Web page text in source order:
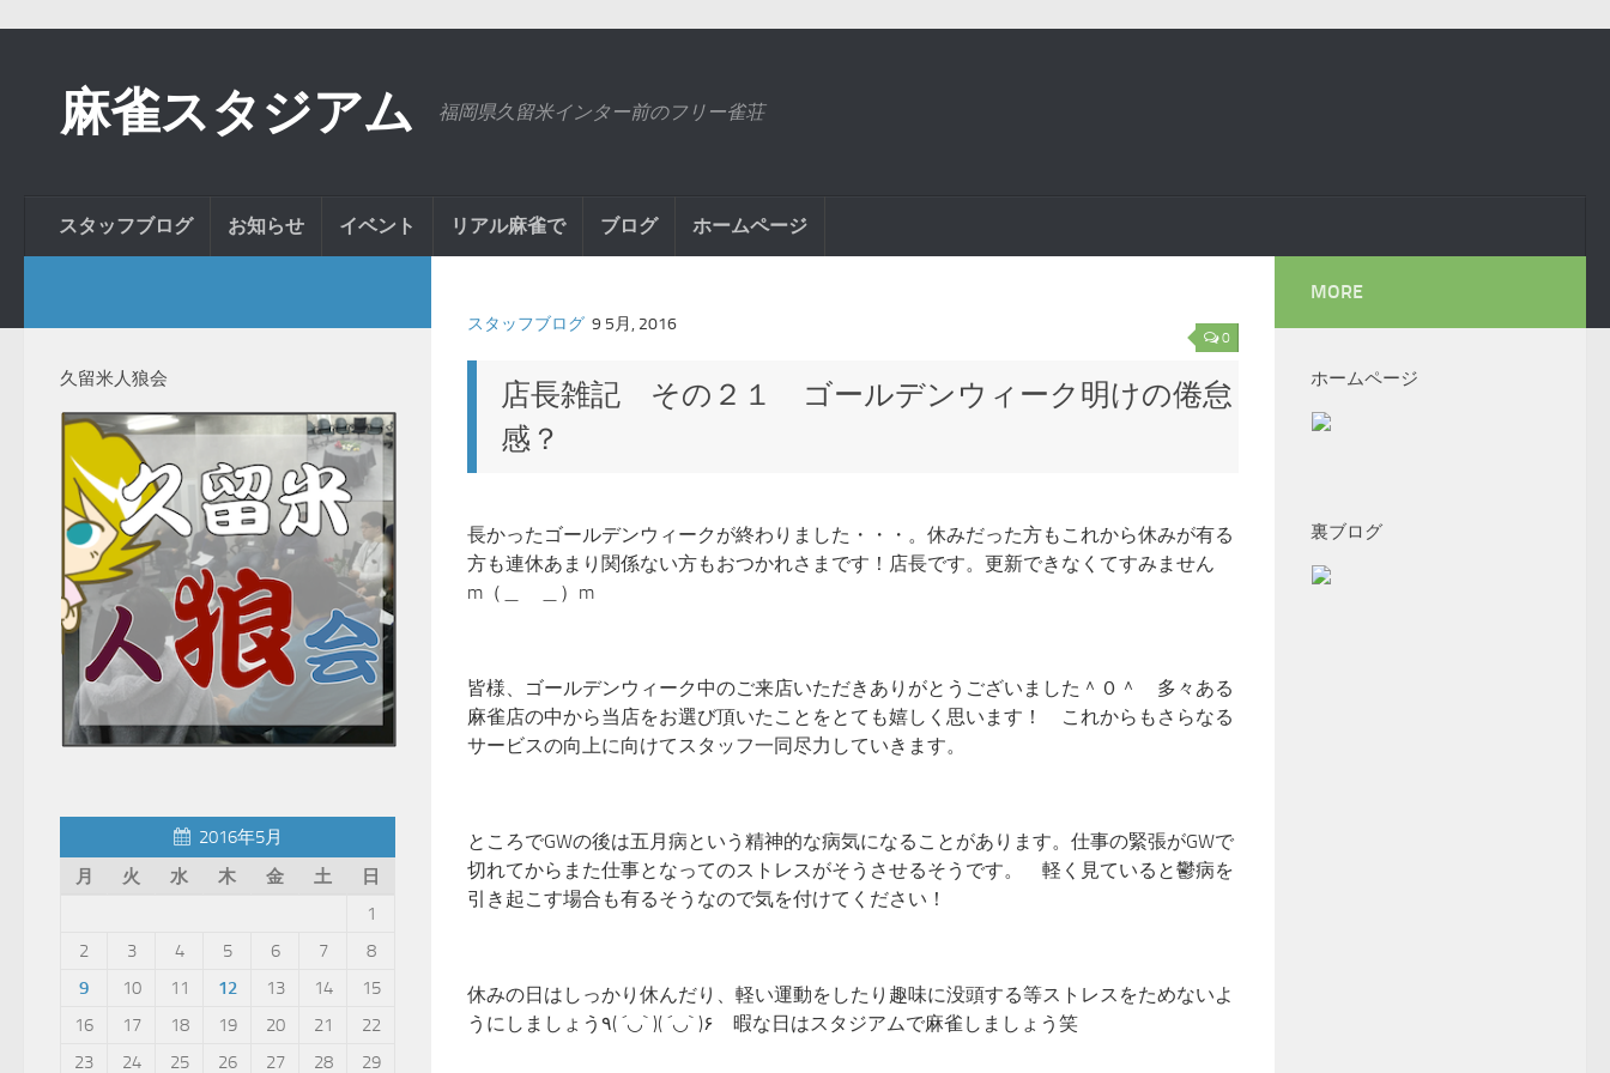
麻雀スタジアム 福岡県久留米インター前のフリー雀荘
スタッフブログ お知らせ イベント リアル麻雀で ブログ ホームページ
0
スタッフブログ 9 5月, 2016
店長雑記 その２１ ゴールデンウィーク明けの倦怠
感？
長かったゴールデンウィークが終わりました・・・。休みだった方もこれから休みが有る
方も連休あまり関係ない方もおつかれさまです！店長です。更新できなくてすみません
m（＿ ＿）m
皆様、ゴールデンウィーク中のご来店いただきありがとうございました＾０＾ 多々ある
麻雀店の中から当店をお選び頂いたことをとても嬉しく思います！ これからもさらなる
サービスの向上に向けてスタッフ一同尽力していきます。
ところでGWの後は五月病という精神的な病気になることがあります。仕事の緊張がGWで
切れてからまた仕事となってのストレスがそうさせるそうです。 軽く見ていると鬱病を
引き起こす場合も有るそうなので気を付けてください！
休みの日はしっかり休んだり、軽い運動をしたり趣味に没頭する等ストレスをためないよ
うにしましょう٩( ´◡` )( ´◡` )۶ 暇な日はスタジアムで麻雀しましょう笑
久留米人狼会
2016年5月
月
火 水 木 金 土
日
1
2
3 4 5 6 7
8
9
10 11 12 13 14
15
16
17 18 19 20 21
22
23
24 25 26 27 28 29
MORE
ホームページ
裏ブログ